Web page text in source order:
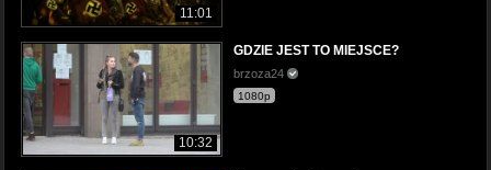
11:01
10:32
GDZIE JEST TO MIEJSCE?
brzoza24
1080p